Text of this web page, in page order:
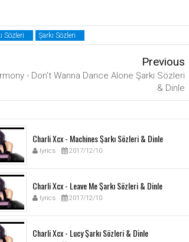
Sözleri Şarkı Sözleri
Previous
- Don't Wanna Dance Alone Şarkı Sözleri
& Dinle
Charli Xcx - Machines Şarkı Sözleri & Dinle
lyrics 2017/12/10
Charli Xcx - Leave Me Şarkı Sözleri & Dinle
lyrics 2017/12/10
Charli Xcx - Lucy Şarkı Sözleri & Dinle